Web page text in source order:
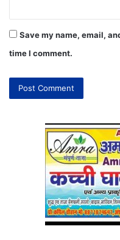
Save my name, email,
time I comment.